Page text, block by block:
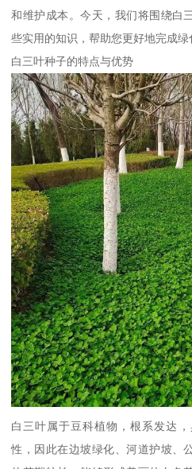
和维护成本。今天，我们将围绕白
些实用的知识，帮助您更好地完成绿
白三叶种子的特点与优势
白三叶属于豆科植物，根系发达
性，因此在边坡绿化、河道护坡、